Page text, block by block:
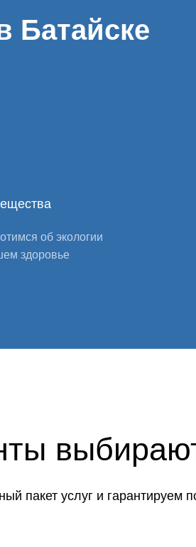
Батайске
об экологии
здоровье
пакет услуг и гарантируем